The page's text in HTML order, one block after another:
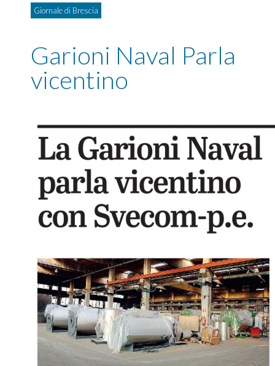
Giornale di Brescia
Garioni Naval Parla
vicentino